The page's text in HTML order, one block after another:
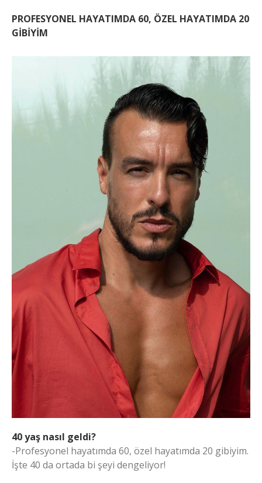
PROFESYONEL HAYATIMDA 60, ÖZEL HAYATIMDA 20
GİBİYİM
40 yaş nasıl geldi?
-Profesyonel hayatımda 60, özel hayatımda 20 gibiyim.
İşte 40 da ortada bi şeyi dengeliyor!